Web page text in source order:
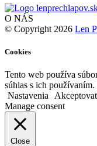
O NÁS
© Copyright 2026 Len
Cookies
Tento web používa
súhlas s ich používaním.
Nastavenia
Manage consent
Close